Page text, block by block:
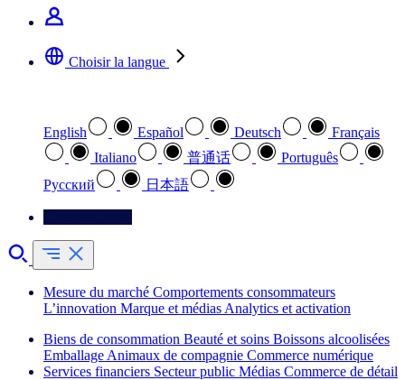
Choisir la langue
English Español Deutsch
Français
Italiano
普通话
Português
Pусский
日本語
Mesure du marché Comportements consommateurs
L’innovation Marque et médias Analytics et activation
Biens de consommation Beauté et soins Boissons alcoolisées
Emballage Animaux de compagnie Commerce numérique
Services financiers Secteur public Médias Commerce de détail